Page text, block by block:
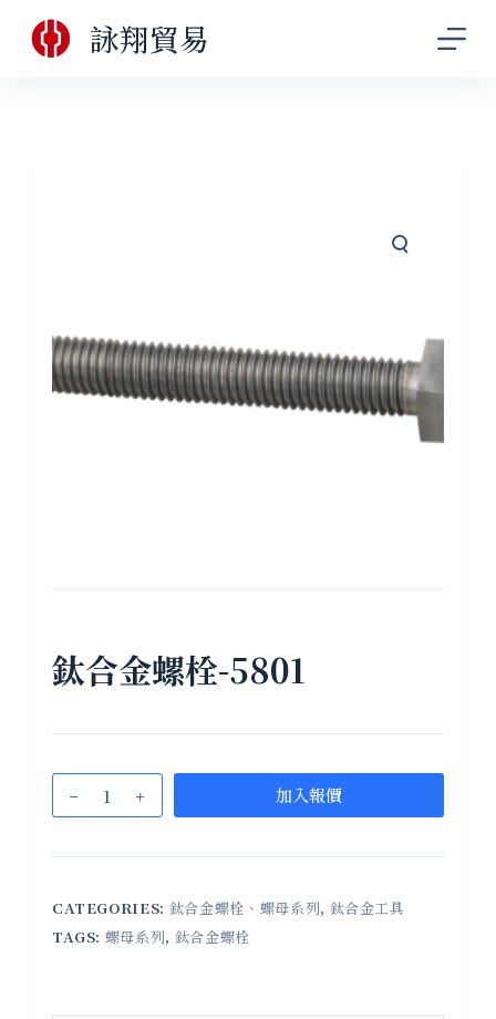
跳
至
詠翔貿易
鈦合金螺栓-5801
加入報價
CATEGORIES: 鈦合金螺栓、螺母系列, 鈦合金工具
TAGS: 螺母系列, 鈦合金螺栓